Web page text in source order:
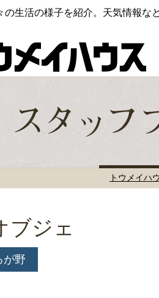
の生活の様子を紹介。天気情報な
トウメイハ
ブジェ
が野